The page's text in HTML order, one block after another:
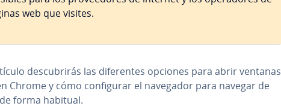
web que visites.
de­s­cu­bri­rás las di­fe­re­n­tes opciones para abrir ventanas
Chrome y cómo co­n­fi­gu­rar el navegador para navegar de
forma habitual.